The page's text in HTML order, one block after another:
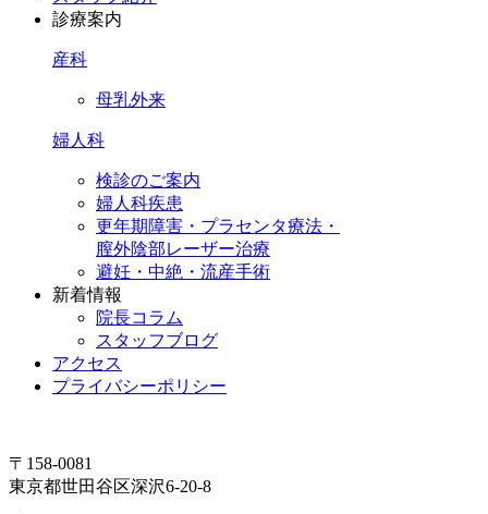
診療案内
産科
母乳外来
婦人科
検診のご案内
婦人科疾患
更年期障害・プラセンタ療法・
膣外陰部レーザー治療
避妊・中絶・流産手術
新着情報
院長コラム
スタッフブログ
アクセス
プライバシーポリシー
〒158-0081
東京都世田谷区深沢6-20-8